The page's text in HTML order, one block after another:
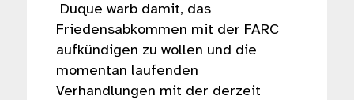
Duque warb damit, das
Friedensabkommen mit der FARC
aufkündigen zu wollen und die
momentan laufenden
Verhandlungen mit der derzeit